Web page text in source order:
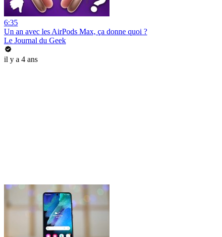
6:35
Un an avec les AirPods Max, ça donne quoi ?
Le Journal du Geek
il y a 4 ans